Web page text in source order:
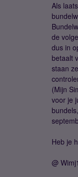
Als
de
dus in
betaalt
staan
(Mijn
voor je
Heb je
@